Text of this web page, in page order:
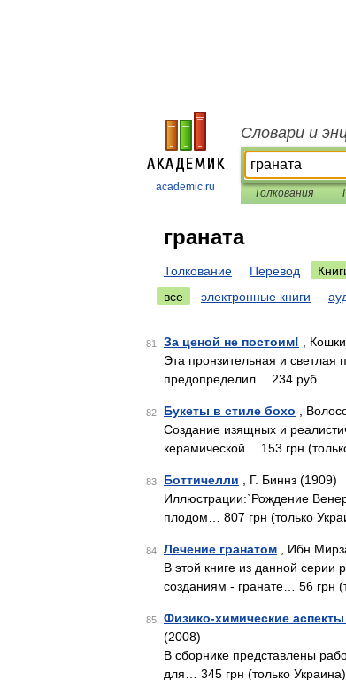
academic.ru
Словари и
Толкования
граната
Толкование Перевод
все
электронные книги
81 За ценой не постоим! ,
Эта пронзительная и
предопределил… 234 руб
82 Букеты в стиле бохо ,
Создание изящных и
керамической… 153 грн
83 Боттичелли , Г. Биннз (1909)
Иллюстрации:`Рождение
плодом… 807 грн (только
84 Лечение гранатом , Ибн
В этой книге из данной
созданиям - гранате… 56 грн
85
Физико-химические
(2008)
В сборнике представлены
для… 345 грн (только Украина)